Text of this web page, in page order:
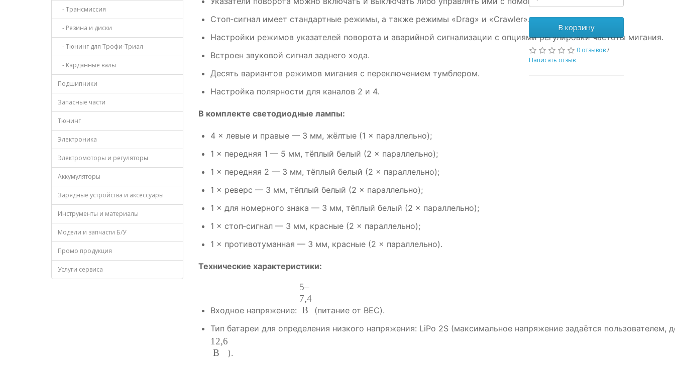
- Трансмиссия
- Резина и диски
- Тюнинг для Трофи-Триал
- Карданные валы
Подшипники
Запасные части
Тюнинг
Электроника
Электромоторы и регуляторы
Аккумуляторы
Зарядные устройства и аксессуары
Инструменты и материалы
Модели и запчасти Б/У
Промо продукция
Услуги сервиса
Стоп‑сигналимеет стандартныережимы, а такжережимы «Drag» и «Crawler».
Настройки режимов указателей поворота и аварийной сигнализации с опциямирегулировкичастоты мигания.
Встроен звуковой сигналзаднего хода.
Десять вариантов режимов мигания с переключением тумблером.
Настройка полярности для каналов 2 и 4.
В комплекте светодиодные лампы:
4× левыеи правые— 3 мм, жёлтые(1 × параллельно);
1 × передняя 1 — 5 мм, тёплый белый (2 × параллельно);
1 × передняя 2 — 3 мм, тёплый белый (2 × параллельно);
1 × реверс — 3 мм, тёплый белый (2 × параллельно);
1 × для номерного знака — 3 мм, тёплый белый (2 × параллельно);
1 × стоп‑сигнал— 3 мм, красные(2 × параллельно);
1 × противотуманная — 3 мм, красные(2 × параллельно).
Технические характеристики:
Входноенапряжение:
5–
7,4
В
(питаниеот BEC).
Тип батареи для определения низкого напряжения: LiPo 2S(максимальноенапряжениезадаётся пользователем,
12,6
В
).
В корзину
0 отзывов/
Написать отзыв